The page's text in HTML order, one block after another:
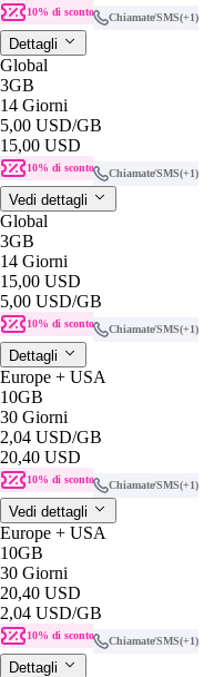
10% di sconto Chiamate/SMS(+1)
Dettagli
Global
3GB
14 Giorni
5,00 USD/GB
15,00 USD
10% di sconto Chiamate/SMS(+1)
Vedi dettagli
Global
3GB
14 Giorni
15,00 USD
5,00 USD/GB
10% di sconto Chiamate/SMS(+1)
Dettagli
Europe + USA
10GB
30 Giorni
2,04 USD/GB
20,40 USD
10% di sconto Chiamate/SMS(+1)
Vedi dettagli
Europe + USA
10GB
30 Giorni
20,40 USD
2,04 USD/GB
10% di sconto Chiamate/SMS(+1)
Dettagli